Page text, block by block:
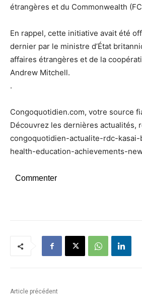
étrangères et du Commonwealth
En rappel, cette initiative avait été
dernier par le ministre d’État
affaires étrangères et de la
Andrew Mitchell.
.
Congoquotidien.com, votre source
Découvrez les dernières actualités,
congoquotidien-actualite-rdc-
health-education-achievements-
Commenter
Article précédent